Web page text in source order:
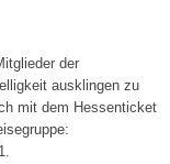
der
ausklingen zu
mit dem Hessenticket